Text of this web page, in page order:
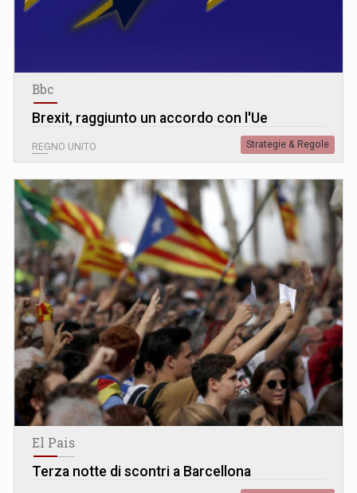
Bbc
Brexit, raggiunto un accordo con l'Ue
REGNO UNITO Strategie & Regole
El Pais
Terza notte di scontri a Barcellona